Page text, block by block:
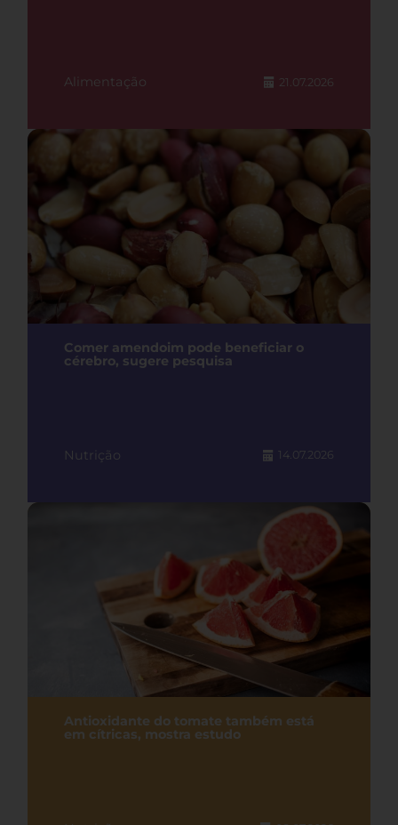
Alimentação 21.07.2026
Comer amendoim pode beneficiar o
cérebro, sugere pesquisa
Nutrição 14.07.2026
Antioxidante do tomate também está
em cítricas, mostra estudo